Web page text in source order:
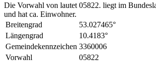
Die Vorwahl von lautet 05822. liegt im
und hat ca. Einwohner.
Breitengrad
53.027465°
Längengrad
10.4183°
Gemeindekennzeichen 3360006
Vorwahl
05822